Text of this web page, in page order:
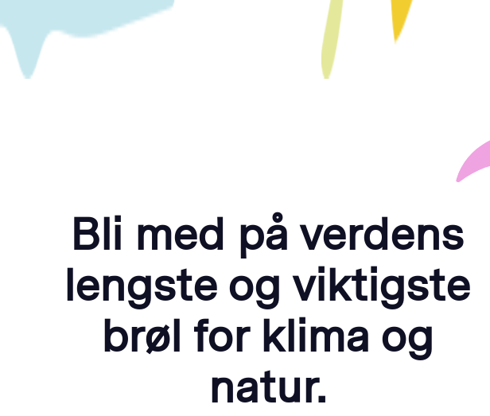
Bli med på verdens
lengste og viktigste
brøl for klima og
natur.